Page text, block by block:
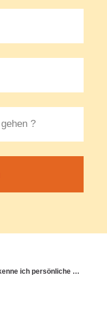
Wie erkenne ich persönliche Gesundheitswerte?